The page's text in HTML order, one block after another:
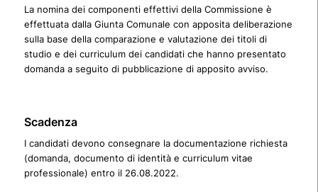
La nomina dei componenti effettivi della Commissione è
effettuata dalla Giunta Comunale con apposita deliberazione
sulla base della comparazione e valutazione dei titoli di
studio e dei curriculum dei candidati che hanno presentato
domanda a seguito di pubblicazione di apposito avviso.
Scadenza
I candidati devono consegnare la documentazione richiesta
(domanda, documento di identità e curriculum vitae
professionale) entro il 26.08.2022.